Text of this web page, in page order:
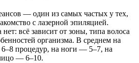
— один из самых частых у тех,
с лазерной эпиляцией.
всё зависит от зоны, типа волоса
организма. В среднем на
6–8 процедур, на ноги — 5–7, на
— 6–10.